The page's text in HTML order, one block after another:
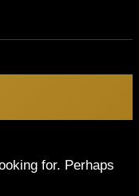
for. Perhaps